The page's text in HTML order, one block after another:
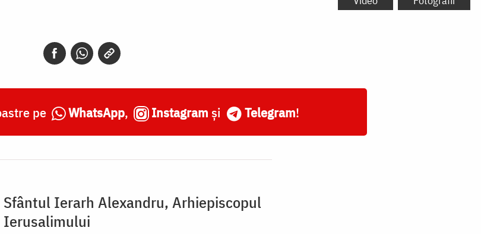
pe WhatsApp, Instagram și Telegram!
Sfântul Ierarh Alexandru, Arhiepiscopul
Ierusalimului